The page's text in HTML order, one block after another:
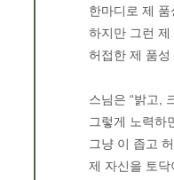
한마디로 제 품
하지만 그런 제
허접한 제 품성
스님은 “밝고,
그렇게 노력하
그냥 이 좁고
제 자신을 토닥